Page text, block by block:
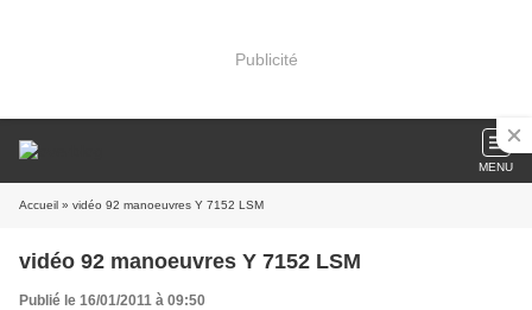
Publicité
MENU
Accueil » vidéo 92 manoeuvres Y 7152 LSM
vidéo 92 manoeuvres Y 7152 LSM
Publié le 16/01/2011 à 09:50